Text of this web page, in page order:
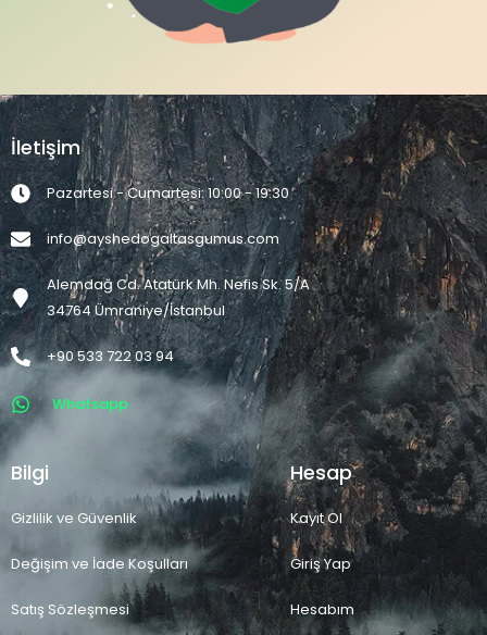
İletişim
Pazartesi - Cumartesi: 10:00 - 19:30
info@ayshedogaltasgumus.com
Alemdağ Cd. Atatürk Mh. Nefis Sk. 5/A
34764 Ümraniye/İstanbul
+90 533 722 03 94
Whatsapp
Bilgi
Gizlilik ve Güvenlik
Değişim ve İade Koşulları
Satış Sözleşmesi
Hesap
Kayıt Ol
Giriş Yap
Hesabım